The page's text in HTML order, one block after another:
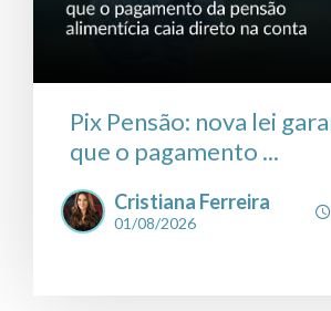
Pix Pensão: nova lei
que o pagamento ...
Cristiana Ferreira
01/08/2026